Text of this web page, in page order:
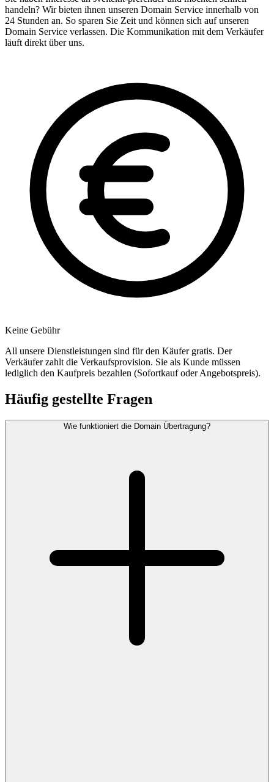
handeln? Wir bieten ihnen unseren Domain Service innerhalb von
24 Stunden an. So sparen Sie Zeit und können sich auf unseren
Domain Service verlassen. Die Kommunikation mit dem Verkäufer
läuft direkt über uns.
Keine Gebühr
All unsere Dienstleistungen sind für den Käufer gratis. Der
Verkäufer zahlt die Verkaufsprovision. Sie als Kunde müssen
lediglich den Kaufpreis bezahlen (Sofortkauf oder Angebotspreis).
Häufig gestellte Fragen
Wie funktioniert die Domain Übertragung?